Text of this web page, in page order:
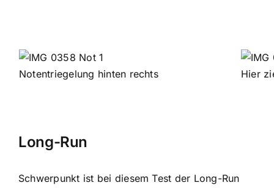
Notentriegelung hinten rechts Hier
Long-Run
Schwerpunkt ist bei diesem Test der Long-Run